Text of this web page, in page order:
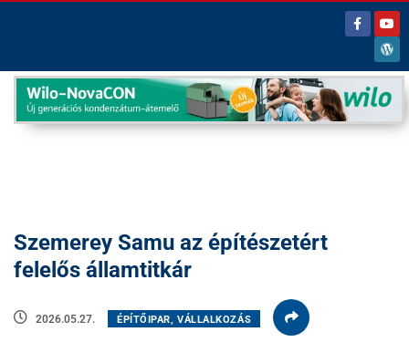
Szemerey Samu az építészetért
felelős államtitkár
2026.05.27. ÉPÍTŐIPAR, VÁLLALKOZÁS